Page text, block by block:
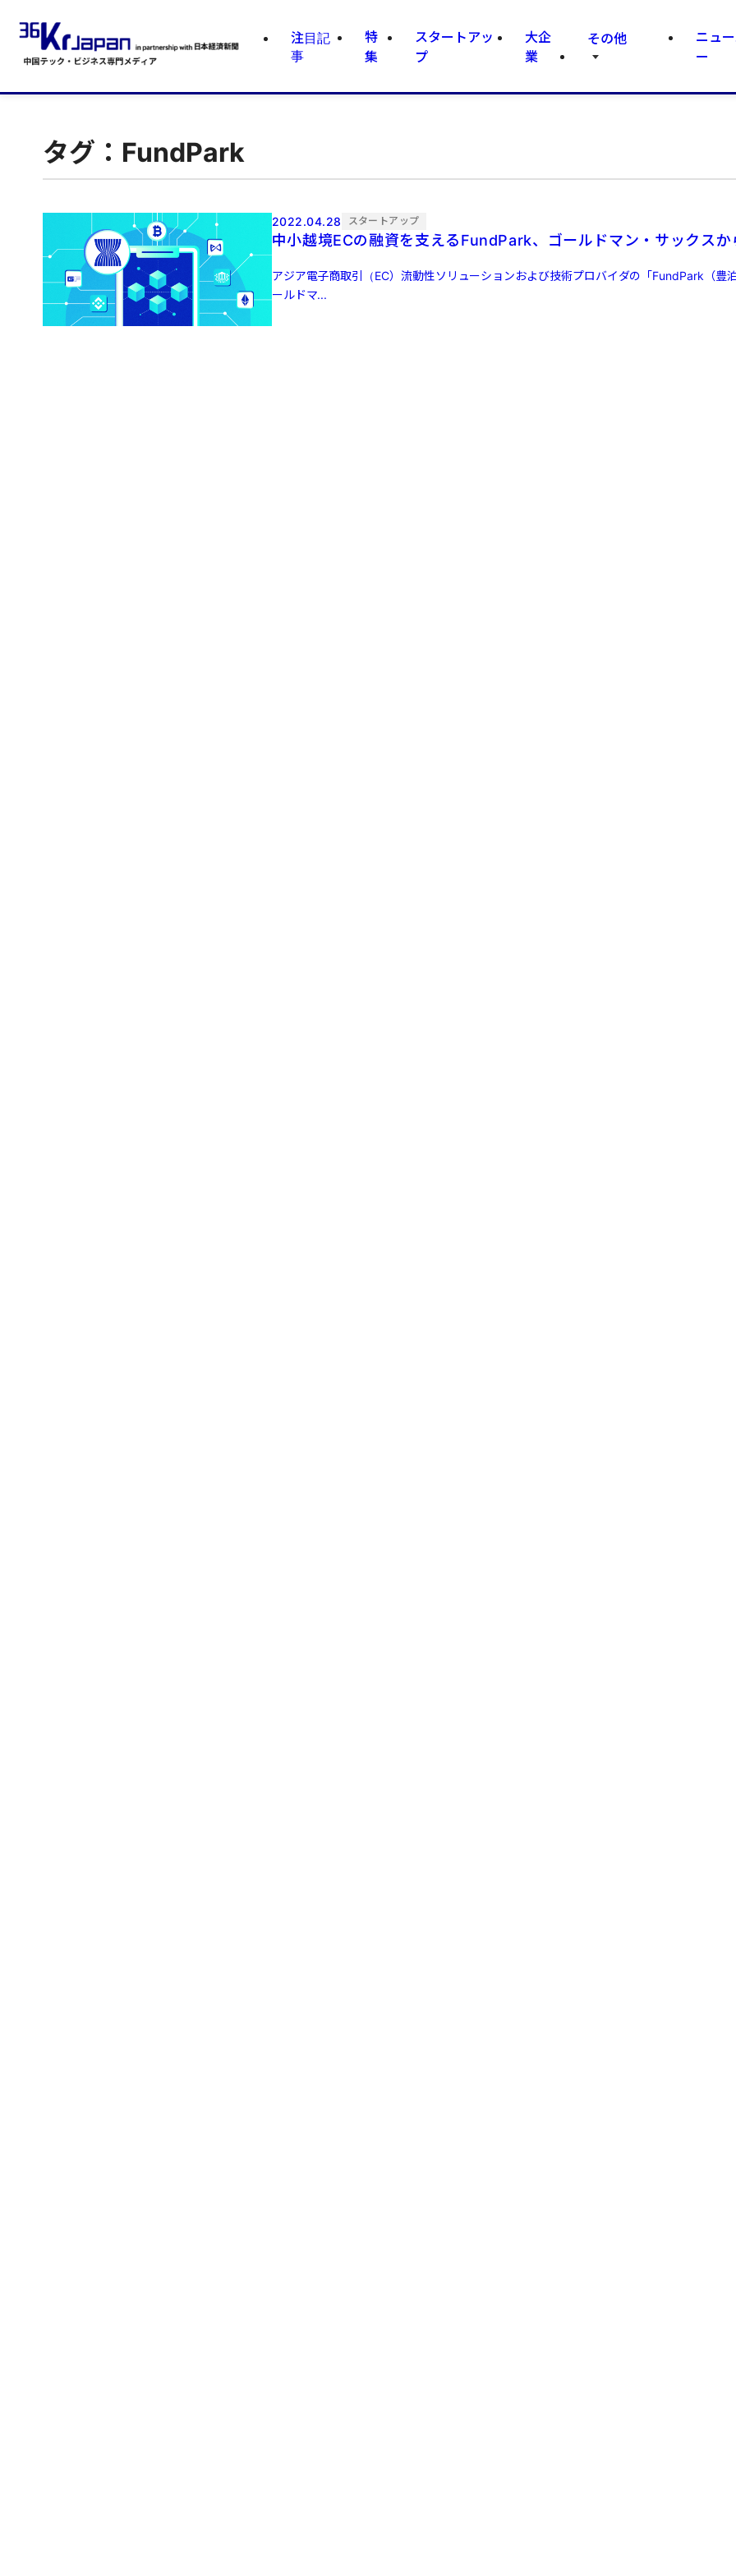
注目記
事
特
集
スタートアッ
プ
大企
業
その他
ニュ
ー
タグ：FundPark
2022.04.28 スタートアップ
中小越境ECの融資を支えるFundPark、ゴールドマン・サックスか
アジア電子商取引（EC）流動性ソリューションおよび技術プロバイダの「FundPark（豊
ールドマ...